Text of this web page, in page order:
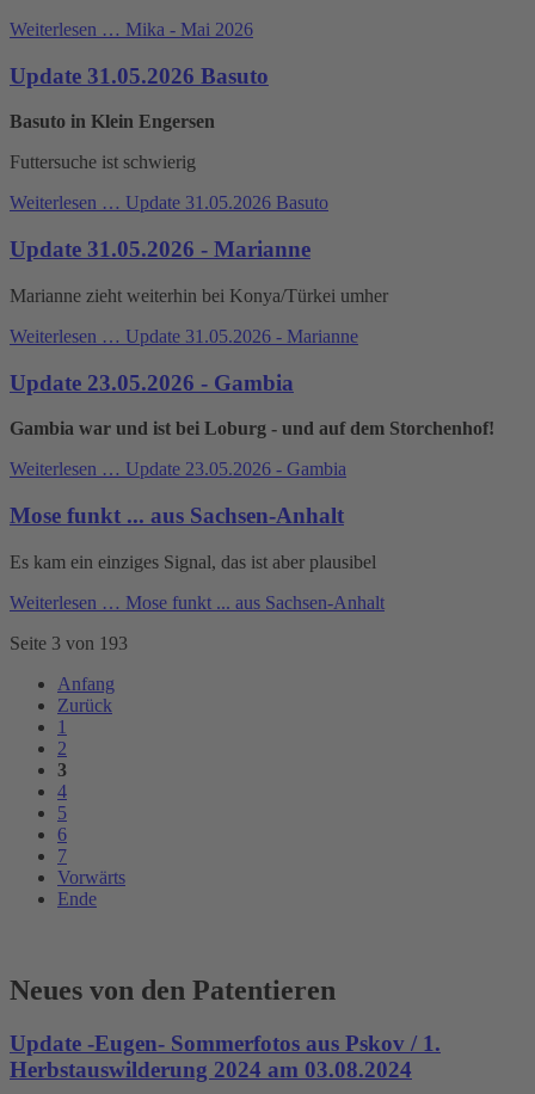
Weiterlesen … Mika - Mai 2026
Update 31.05.2026 Basuto
Basuto in Klein Engersen
Futtersuche ist schwierig
Weiterlesen … Update 31.05.2026 Basuto
Update 31.05.2026 - Marianne
Marianne zieht weiterhin bei Konya/Türkei umher
Weiterlesen … Update 31.05.2026 - Marianne
Update 23.05.2026 - Gambia
Gambia war und ist bei Loburg - und auf dem Storchenhof!
Weiterlesen … Update 23.05.2026 - Gambia
Mose funkt ... aus Sachsen-Anhalt
Es kam ein einziges Signal, das ist aber plausibel
Weiterlesen … Mose funkt ... aus Sachsen-Anhalt
Seite 3 von 193
Anfang
Zurück
1
2
3
4
5
6
7
Vorwärts
Ende
Neues von den Patentieren
Update -Eugen- Sommerfotos aus Pskov / 1.
Herbstauswilderung 2024 am 03.08.2024